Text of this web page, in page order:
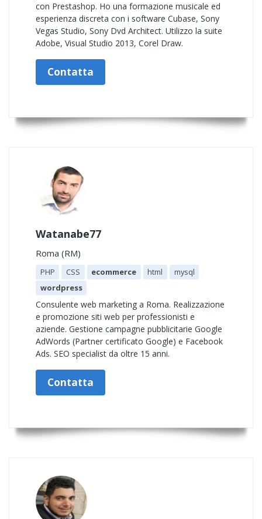
con Prestashop. Ho una formazione musicale ed
esperienza discreta con i software Cubase, Sony
Vegas Studio, Sony Dvd Architect. Utilizzo la suite
Adobe, Visual Studio 2013, Corel Draw.
Contatta
Watanabe77
Roma (RM)
PHP CSS ecommerce html
mysql
wordpress
Consulente web marketing a Roma. Realizzazione
e promozione siti web per professionisti e
aziende. Gestione campagne pubblicitarie Google
AdWords (Partner certificato Google) e Facebook
Ads. SEO specialist da oltre 15 anni.
Contatta